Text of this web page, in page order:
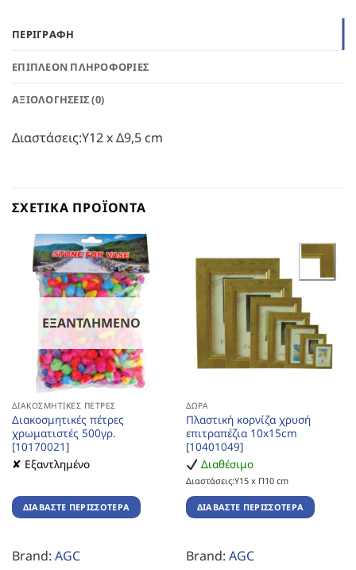
ΠΕΡΙΓΡΑΦΉ
ΕΠΙΠΛΈΟΝ ΠΛΗΡΟΦΟΡΊΕΣ
ΑΞΙΟΛΟΓΉΣΕΙΣ (0)
Διαστάσεις:Υ12 x Δ9,5 cm
ΣΧΕΤΙΚΆ ΠΡΟΪΌΝΤΑ
ΕΞΑΝΤΛΗΜΈΝΟ
ΔΙΑΚΟΣΜΗΤΙΚΈΣ ΠΈΤΡΕΣ
Διακοσμητικές πέτρες
χρωματιστές 500γρ.
[10170021]
✘ Εξαντλημένο
ΔΙΑΒΆΣΤΕ ΠΕΡΙΣΣΌΤΕΡΑ
Brand: AGC
ΔΏΡΑ
Πλαστική κορνίζα χρυσή
επιτραπέζια 10x15cm
[10401049]
Διαθέσιμο
Διαστάσεις:Υ15 x Π10 cm
ΔΙΑΒΆΣΤΕ ΠΕΡΙΣΣΌΤΕΡΑ
Brand: AGC